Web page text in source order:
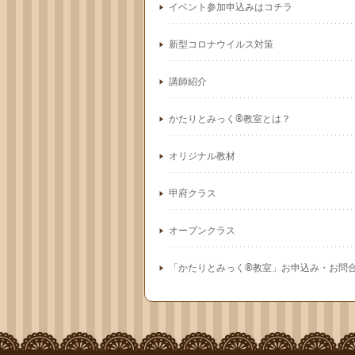
イベント参加申込みはコチラ
新型コロナウイルス対策
講師紹介
かたりとみっく®教室とは？
オリジナル教材
甲府クラス
オープンクラス
「かたりとみっく®教室」お申込み・お問